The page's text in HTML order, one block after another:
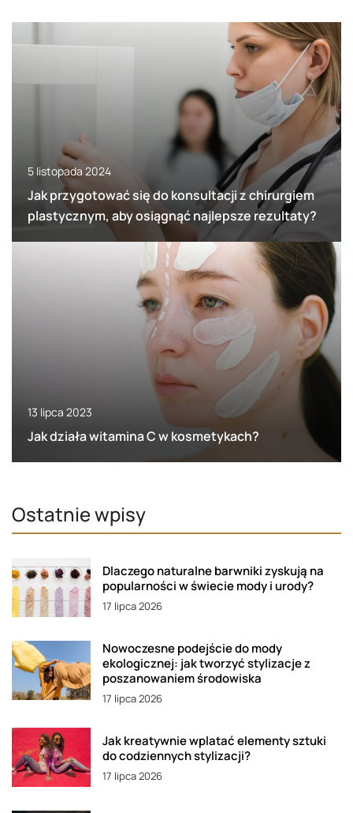
5 listopada 2024
Jak przygotować się do konsultacji z chirurgiem
plastycznym, aby osiągnąć najlepsze rezultaty?
13 lipca 2023
Jak działa witamina C w kosmetykach?
Ostatnie wpisy
Dlaczego naturalne barwniki zyskują na
popularności w świecie mody i urody?
17 lipca 2026
Nowoczesne podejście do mody
ekologicznej: jak tworzyć stylizacje z
poszanowaniem środowiska
17 lipca 2026
Jak kreatywnie wplatać elementy sztuki
do codziennych stylizacji?
17 lipca 2026